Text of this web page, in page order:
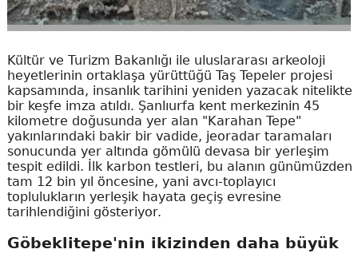
Kültür ve Turizm Bakanlığı ile uluslararası arkeoloji
heyetlerinin ortaklaşa yürüttüğü Taş Tepeler projesi
kapsamında, insanlık tarihini yeniden yazacak nitelikte
bir keşfe imza atıldı. Şanlıurfa kent merkezinin 45
kilometre doğusunda yer alan "Karahan Tepe"
yakınlarındaki bakir bir vadide, jeoradar taramaları
sonucunda yer altında gömülü devasa bir yerleşim
tespit edildi. İlk karbon testleri, bu alanın günümüzden
tam 12 bin yıl öncesine, yani avcı-toplayıcı
toplulukların yerleşik hayata geçiş evresine
tarihlendiğini gösteriyor.
Göbeklitepe'nin ikizinden daha büyük